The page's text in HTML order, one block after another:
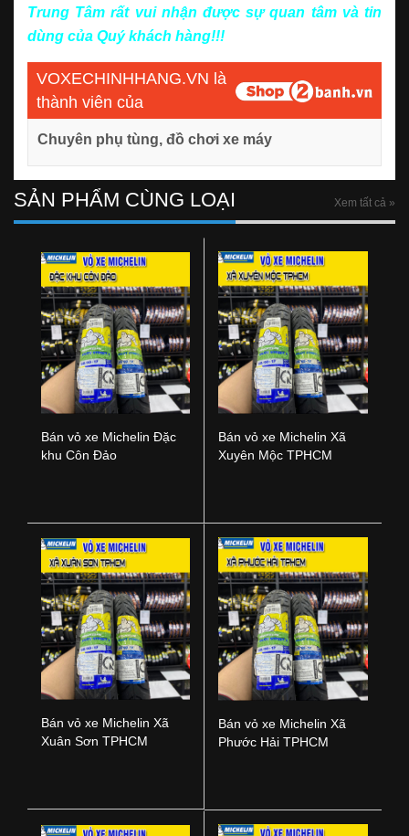
Trung Tâm rất vui nhận được sự quan tâm và tin
dùng của Quý khách hàng!!!
VOXECHINHHANG.VN là
thành viên của
Chuyên phụ tùng, đồ chơi xe máy
SẢN PHẨM CÙNG LOẠI Xem tất cả »
Bán vỏ xe Michelin Đặc
khu Côn Đảo
Bán vỏ xe Michelin Xã
Xuyên Mộc TPHCM
Bán vỏ xe Michelin Xã
Xuân Sơn TPHCM
Bán vỏ xe Michelin Xã
Phước Hải TPHCM